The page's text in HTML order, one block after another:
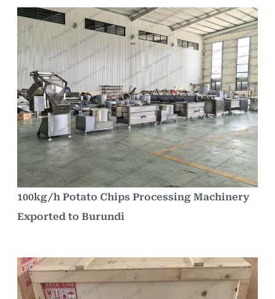
100kg/h Potato Chips Processing Machinery
Exported to Burundi